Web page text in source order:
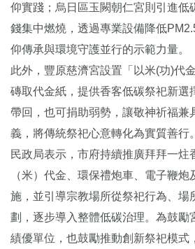
仰實踐；烏日區玉闕朝仁宮則引進低
錢集中燃燒，透過專業設備降低
仰傳承與環境守護並行的示範力量。
此外，豐原慈濟宮設置「以米(功)代
磚取代金紙，提供香客低碳祭祀新選
帶回，也可捐助弱勢，讓敬神祈福兼
義，將傳統祭祀心意轉化為實質善行。
民政局表示，市府持續推廣拜拜一炷
（米）代金、環保禮炮車、電子鞭
施，並引導宗教場所從祭祀行為、場
劃，逐步導入整體低碳治理。為鼓勵
績優單位，也鼓勵推動創新祭祀模式